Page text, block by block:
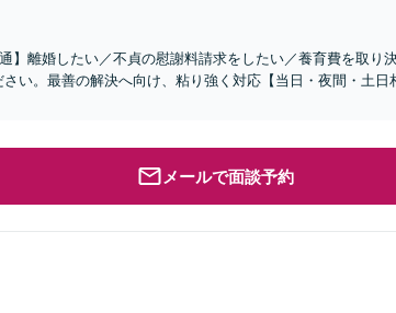
】離婚したい／不貞の慰謝料請求をしたい／養育費を取り
い。最善の解決へ向け、粘り強く対応【当日・夜間・土日
メールで面談予約